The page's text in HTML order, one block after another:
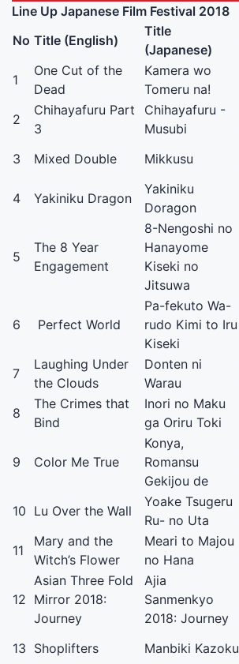
Line Up Japanese Film Festival 2018
No Title (English)
Title
(Japanese)
1
One Cut of the
Dead
Kamera wo
Tomeru na!
2
Chihayafuru Part
3
Chihayafuru -
Musubi
3 Mixed Double Mikkusu
4 Yakiniku Dragon
Yakiniku
Doragon
5
The 8 Year
Engagement
8-Nengoshi no
Hanayome
Kiseki no
Jitsuwa
6 Perfect World
Pa-fekuto Wa-
rudo Kimi to Iru
Kiseki
7
Laughing Under
the Clouds
Donten ni
Warau
8
The Crimes that
Bind
Inori no Maku
ga Oriru Toki
9 Color Me True
Konya,
Romansu
Gekijou de
10 Lu Over the Wall
Yoake Tsugeru
Ru- no Uta
11
Mary and the
Witch’s Flower
Meari to Majou
no Hana
12
Asian Three Fold
Mirror 2018:
Journey
Ajia
Sanmenkyo
2018: Journey
13 Shoplifters Manbiki Kazoku